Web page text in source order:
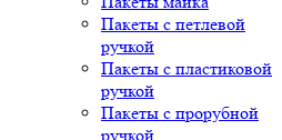
Пакеты с петлевой
ручкой
Пакеты с пластиковой
ручкой
Пакеты с прорубной
ручкой